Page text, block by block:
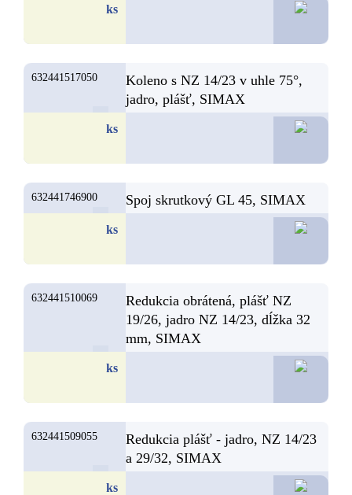
ks
632441517050
Koleno s NZ 14/23 v uhle 75°,
jadro, plášť, SIMAX
ks
632441746900 Spoj skrutkový GL 45, SIMAX
ks
632441510069
Redukcia obrátená, plášť NZ
19/26, jadro NZ 14/23, dĺžka 32
mm, SIMAX
ks
632441509055
Redukcia plášť - jadro, NZ 14/23
a 29/32, SIMAX
ks